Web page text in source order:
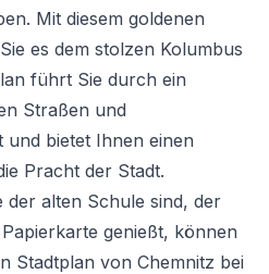
Mit diesem goldenen
es dem stolzen Kolumbus
führt Sie durch ein
Straßen und
bietet Ihnen einen
Pracht der Stadt.
der alten Schule sind, der
genießt, können
Stadtplan von Chemnitz bei